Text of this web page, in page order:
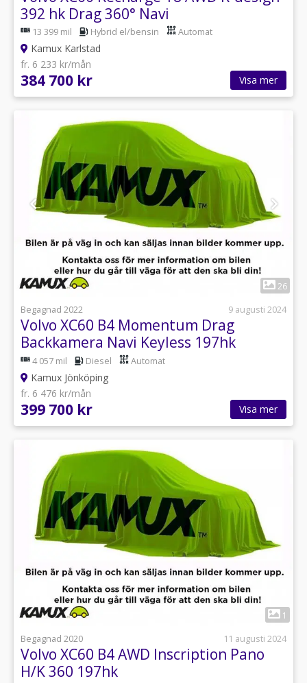
392 hk Drag 360° Navi
13 399 mil Hybrid el/bensin Automat
Kamux Karlstad
fr. 6 233 kr/mån
384 700 kr Visa mer
26
Begagnad 2022
9 augusti 2024
Volvo XC60 B4 Momentum Drag
Backkamera Navi Keyless 197hk
4 057 mil Diesel Automat
Kamux Jönköping
fr. 6 476 kr/mån
399 700 kr Visa mer
1
Begagnad 2020
11 augusti 2024
Volvo XC60 B4 AWD Inscription Pano
H/K 360 197hk